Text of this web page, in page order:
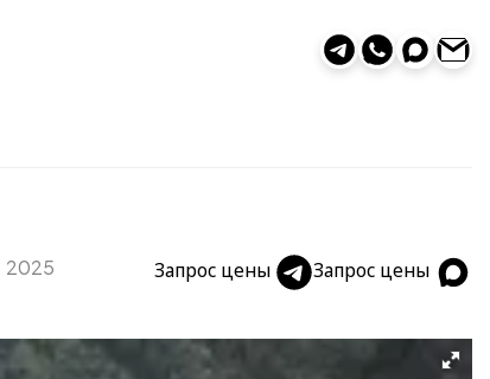
2025 Запрос цены Запрос цены